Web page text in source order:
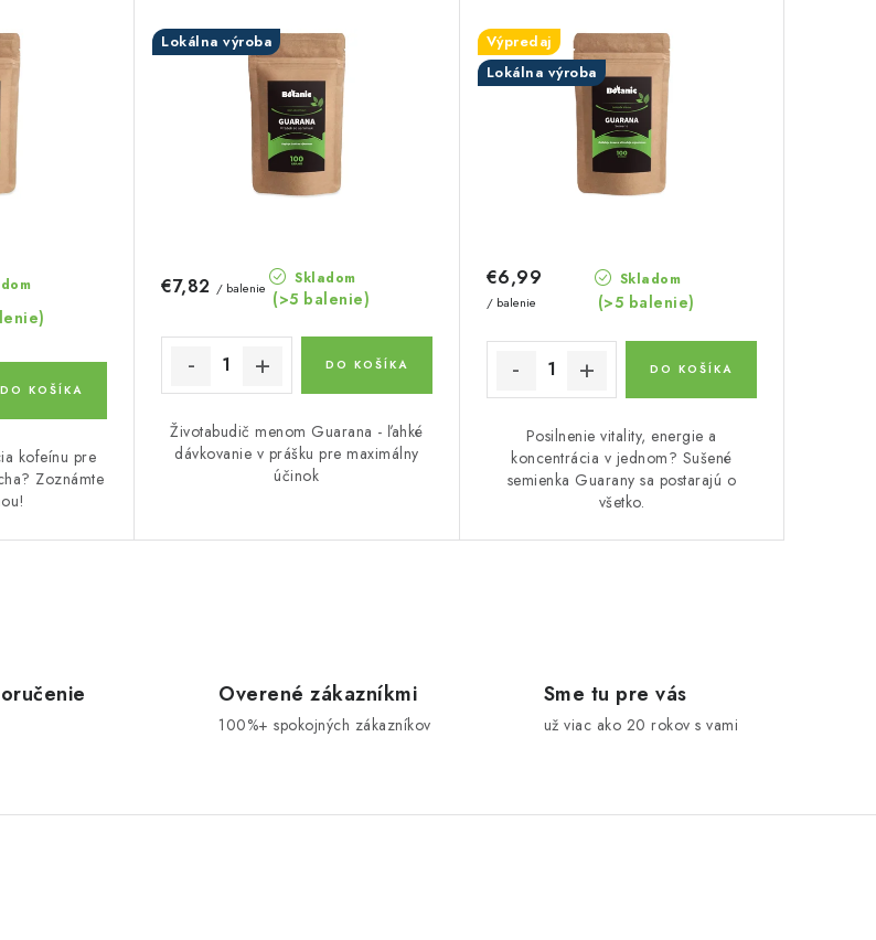
DO KOŠÍKA
kofeínu pre
Zoznámte
Lokálna výroba
Skladom
(>5 balenie)
€7,82 / balenie
DO KOŠÍKA
Životabudič menom Guarana - ľahké
dávkovanie v prášku pre maximálny
účinok
Výpredaj
Lokálna výroba
Skladom
(>5 balenie)
€6,99
/ balenie
DO KOŠÍKA
Posilnenie vitality, energie a
koncentrácia v jednom? Sušené
semienka Guarany sa postarajú o
všetko.
Overené zákazníkmi
100%+ spokojných zákazníkov
Sme tu pre vás
už viac ako 20 rokov s vami